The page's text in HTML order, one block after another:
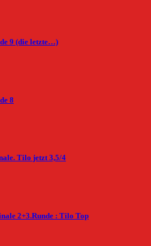
9 (die letzte…)
8
Tilo jetzt 3,5/4
2+3.Runde : Tilo Top